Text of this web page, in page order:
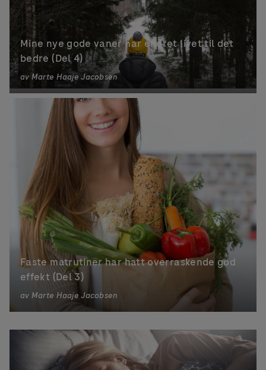
Mine nye gode vaner har endret livet til det
bedre (Del 4)
av Marte Haaje Jacobsen
Faste matrutiner har hatt overraskende god
effekt (Del 3)
av Marte Haaje Jacobsen